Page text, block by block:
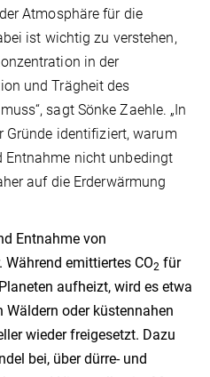
Atmosphäre für die
ist wichtig zu verstehen,
in der
und Trägheit des
sagt Sönke Zaehle. „In
Gründe identifiziert, warum
Entnahme nicht unbedingt
auf die Erderwärmung
Entnahme von
emittiertes CO2 für
aufheizt, wird es etwa
Wäldern oder küstennahen
wieder freigesetzt. Dazu
bei, über dürre- und